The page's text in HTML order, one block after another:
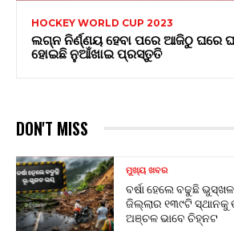
HOCKEY WORLD CUP 2023
ଲଗ୍ନ ନିର୍ଣ୍ଣୟ ହେବା ପରେ ଆଜିଠୁ ଘରେ
ହୋଇଛି ନୁଆଁଖାଇ ପ୍ରସ୍ତୁତି
DON'T MISS
ମୁଖ୍ୟ ଖବର
ବର୍ଷା ହେଲେ ବଢୁଛି
ଜିଲ୍ଲାର ୧୩୯ଟି
ଅଞ୍ଚଳ ଭାବେ ଚିହ୍ନଟ